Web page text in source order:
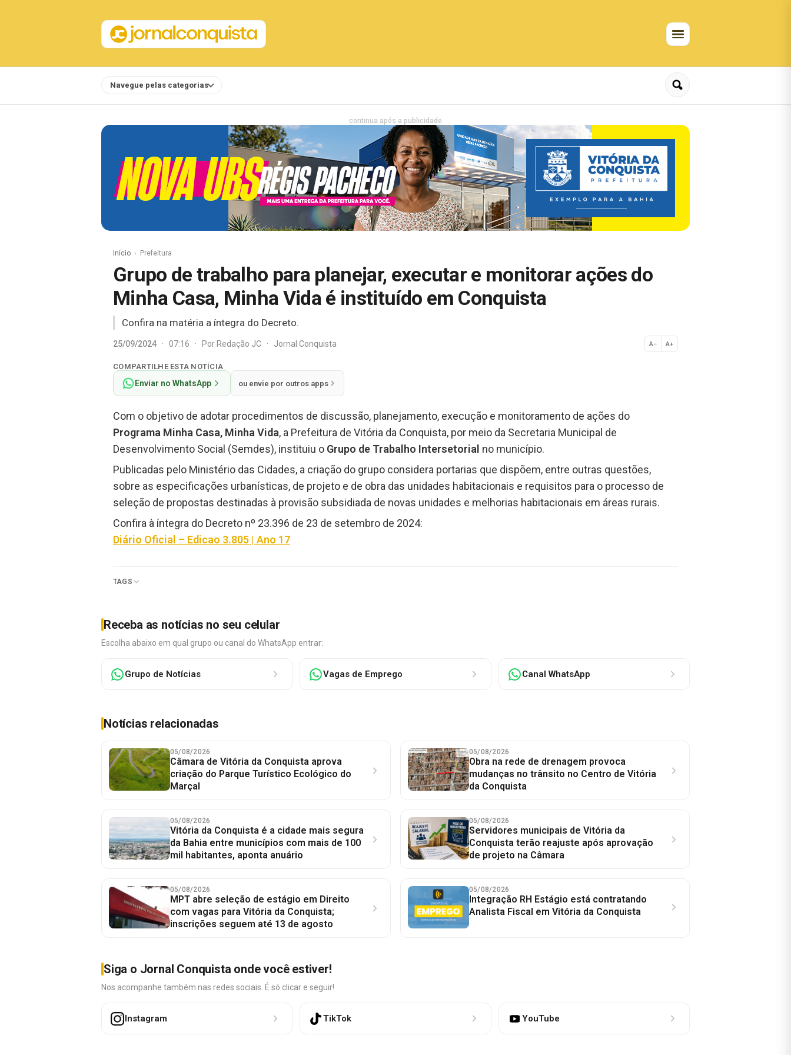
Navegue pelas categorias
continua após a publicidade
Início Prefeitura
Grupo de trabalho para planejar, executar e monitorar ações do
Minha Casa, Minha Vida é instituído em Conquista
Confira na matéria a íntegra do Decreto.
25/09/2024 · 07:16 · PorRedação JC · Jornal Conquista A− A+
Normal
COMPARTILHE ESTA NOTÍCIA
Enviar no WhatsApp ou envie por outros apps
Com o objetivo de adotar procedimentos de discussão, planejamento, execução e monitoramento de ações do
Programa Minha Casa, Minha Vida, a Prefeitura de Vitória da Conquista, por meio da Secretaria Municipal de
Desenvolvimento Social (Semdes), instituiu o Grupo de Trabalho Intersetorial no município.
Publicadas pelo Ministério das Cidades, a criação do grupo considera portarias que dispõem, entre outras questões,
sobre as especificações urbanísticas, de projeto e de obra das unidades habitacionais e requisitos para o processo de
seleção de propostas destinadas à provisão subsidiada de novas unidades e melhorias habitacionais em áreas rurais.
Confira à íntegra do Decreto nº 23.396 de 23 de setembro de 2024:
Diário Oficial – Edicao 3.805 | Ano 17
TAGS
Receba as notícias no seu celular
Escolha abaixo em qual grupo ou canal do WhatsApp entrar:
Grupo de Notícias Vagas de Emprego Canal WhatsApp
Notícias relacionadas
05/08/2026
Câmara de Vitória da Conquista aprova
criação do Parque Turístico Ecológico do
Marçal
05/08/2026
Obra na rede de drenagem provoca
mudanças no trânsito no Centro de Vitória
da Conquista
05/08/2026
Vitória da Conquista é a cidade mais segura
da Bahia entre municípios com mais de 100
mil habitantes, aponta anuário
05/08/2026
Servidores municipais de Vitória da
Conquista terão reajuste após aprovação
de projeto na Câmara
05/08/2026
MPT abre seleção de estágio em Direito
com vagas para Vitória da Conquista;
inscrições seguem até 13 de agosto
05/08/2026
Integração RH Estágio está contratando
Analista Fiscal em Vitória da Conquista
Siga o Jornal Conquista onde você estiver!
Nos acompanhe também nas redes sociais. É só clicar e seguir!
Instagram TikTok YouTube